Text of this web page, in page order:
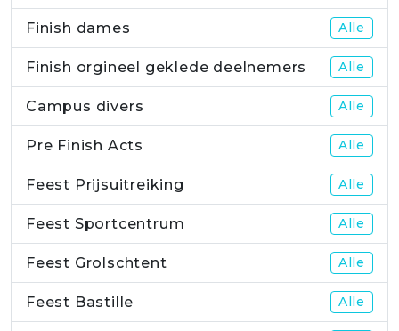
Finish dames Alle
Finish orgineel geklede deelnemers Alle
Campus divers Alle
Pre Finish Acts Alle
Feest Prijsuitreiking Alle
Feest Sportcentrum Alle
Feest Grolschtent Alle
Feest Bastille Alle